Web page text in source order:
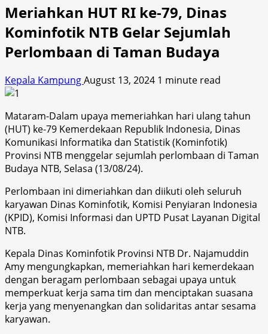
Meriahkan HUT RI ke-79, Dinas
Kominfotik NTB Gelar Sejumlah
Perlombaan di Taman Budaya
Kepala KampungAugust 13, 2024 1 minute read
Mataram-Dalam upaya memeriahkan hari ulang tahun
(HUT) ke-79 Kemerdekaan Republik Indonesia, Dinas
Komunikasi Informatika dan Statistik (Kominfotik)
Provinsi NTB menggelar sejumlah perlombaan di Taman
Budaya NTB, Selasa (13/08/24).
Perlombaan ini dimeriahkan dan diikuti oleh seluruh
karyawan Dinas Kominfotik, Komisi Penyiaran Indonesia
(KPID), Komisi Informasi dan UPTD Pusat Layanan Digital
NTB.
Kepala Dinas Kominfotik Provinsi NTB Dr. Najamuddin
Amy mengungkapkan, memeriahkan hari kemerdekaan
dengan beragam perlombaan sebagai upaya untuk
memperkuat kerja sama tim dan menciptakan suasana
kerja yang menyenangkan dan solidaritas antar sesama
karyawan.